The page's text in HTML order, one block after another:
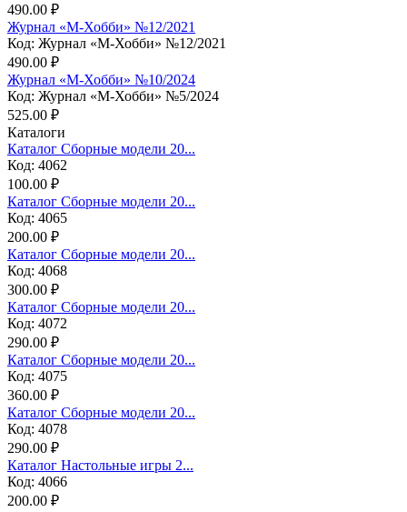
490.00 ₽
Журнал «М-Хобби» №12/2021
Код: Журнал «М-Хобби» №12/2021
490.00 ₽
Журнал «М-Хобби» №10/2024
Код: Журнал «М-Хобби» №5/2024
525.00 ₽
Каталоги
Каталог Сборные модели 20...
Код: 4062
100.00 ₽
Каталог Сборные модели 20...
Код: 4065
200.00 ₽
Каталог Сборные модели 20...
Код: 4068
300.00 ₽
Каталог Сборные модели 20...
Код: 4072
290.00 ₽
Каталог Сборные модели 20...
Код: 4075
360.00 ₽
Каталог Сборные модели 20...
Код: 4078
290.00 ₽
Каталог Настольные игры 2...
Код: 4066
200.00 ₽